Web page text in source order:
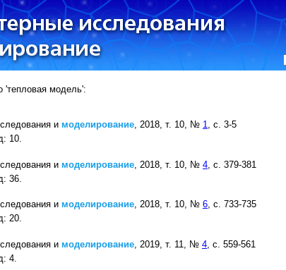
'тепловая модель':
и моделирование, 2018, т. 10, № 1, с. 3-5
10.
и моделирование , 2018, т. 10, № 4 , с. 379-381
36.
и моделирование, 2018, т. 10, № 6, с. 733-735
20.
и моделирование , 2019, т. 11, № 4 , с. 559-561
4.